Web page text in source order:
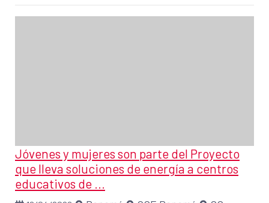
Jóvenes y mujeres son parte del Proyecto
que lleva soluciones de energía a centros
educativos de ...